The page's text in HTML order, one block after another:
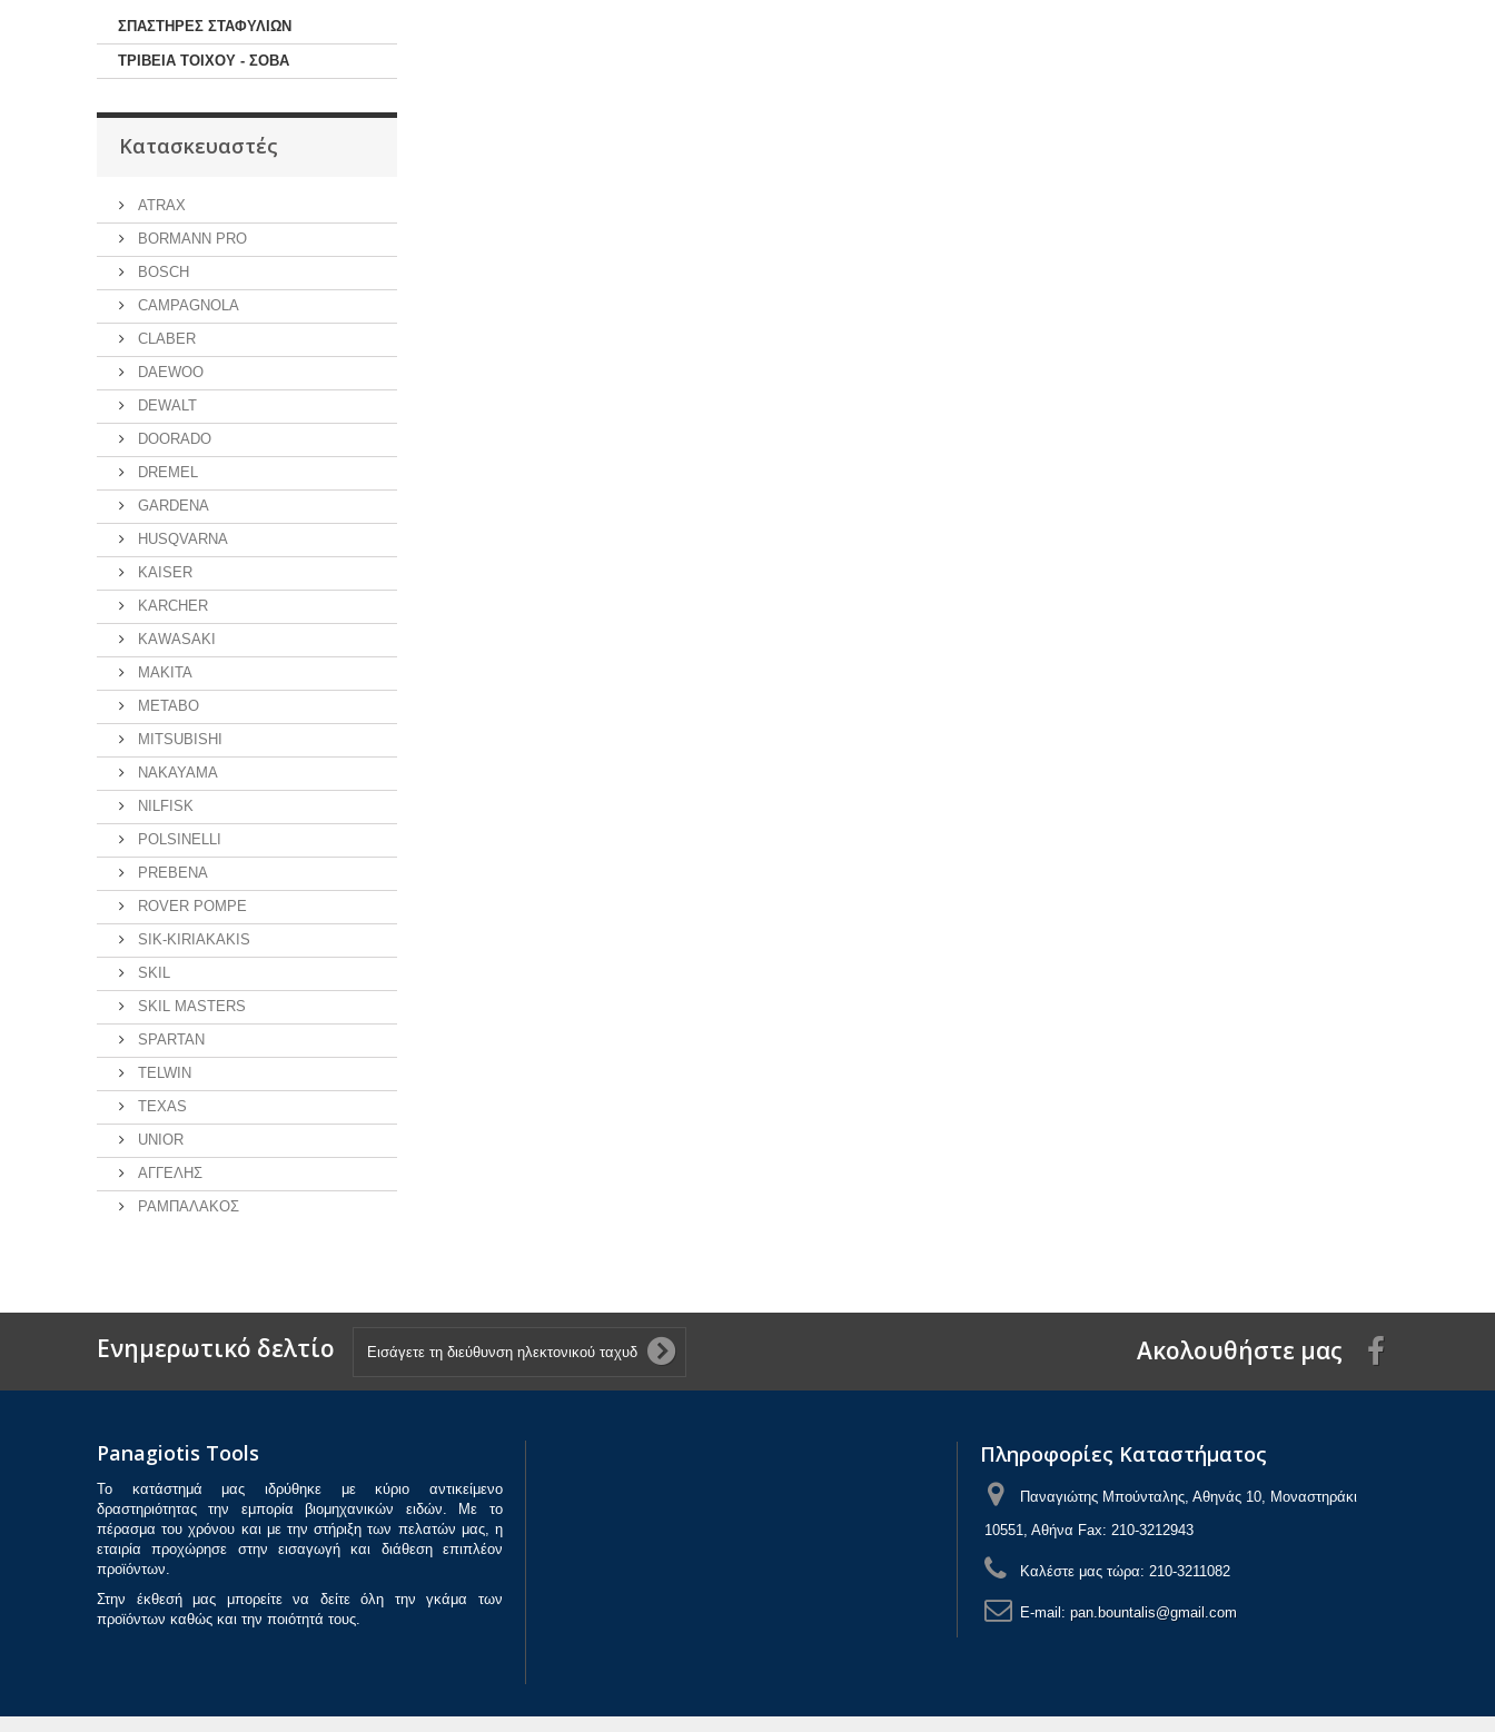
ΣΠΑΣΤΗΡΕΣ ΣΤΑΦΥΛΙΩΝ
ΤΡΙΒΕΙΑ ΤΟΙΧΟΥ - ΣΟΒΑ
Κατασκευαστές
ATRAX
BORMANN PRO
BOSCH
CAMPAGNOLA
CLABER
DAEWOO
DEWALT
DOORADO
DREMEL
GARDENA
HUSQVARNA
KAISER
KARCHER
KAWASAKI
MAKITA
METABO
MITSUBISHI
NAKAYAMA
NILFISK
POLSINELLI
PREBENA
ROVER POMPE
SIK-KIRIAKAKIS
SKIL
SKIL MASTERS
SPARTAN
TELWIN
TEXAS
UNIOR
ΑΓΓΕΛΗΣ
ΡΑΜΠΑΛΑΚΟΣ
Ενημερωτικό δελτίο Aκολουθήστε μας
Panagiotis Tools
Το κατάστημά μας ιδρύθηκε με κύριο αντικείμενο
δραστηριότητας την εμπορία βιομηχανικών ειδών. Με το
πέρασμα του χρόνου και με την στήριξη των πελατών μας, η
εταιρία προχώρησε στην εισαγωγή και διάθεση επιπλέον
προϊόντων.
Στην έκθεσή μας μπορείτε να δείτε όλη την γκάμα των
προϊόντων καθώς και την ποιότητά τους.
Πληροφορίες Καταστήματος
Παναγιώτης Μπούνταλης, Αθηνάς 10, Μοναστηράκι
10551, Αθήνα Fax: 210-3212943
Καλέστε μας τώρα:210-3211082
E-mail:pan.bountalis@gmail.com